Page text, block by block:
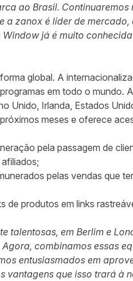
ao Brasil. Continuaremos
zanox é líder de mercado,
já é muito
global. A
em todo o mundo.
Unido, Irlanda, Estados
meses e oferece
pela passagem de
pelas vendas que
de produtos em links
talentosas, em Berlim e
combinamos essas
entusiasmados em
vantagens que isso trará à